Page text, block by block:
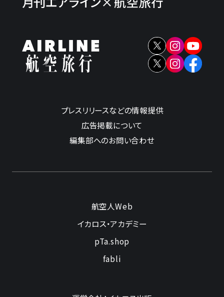
プレスリリースなどの情報提供
広告掲載について
編集部へのお問い合わせ
航空人Web
イカロス・アカデミー
pTa.shop
fabli